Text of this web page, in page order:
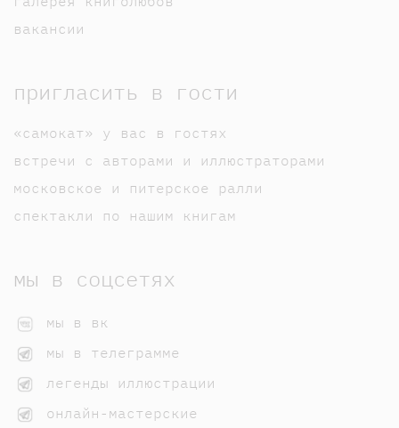
вакансии
пригласить в гости
«самокат» у вас в гостях
встречи с авторами и иллюстраторами
московское и питерское ралли
спектакли по нашим книгам
мы в соцсетях
мы в вк
мы в телеграмме
легенды иллюстрации
онлайн-мастерские